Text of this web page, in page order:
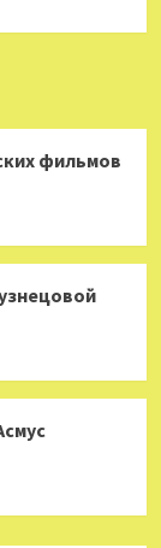
фильмов